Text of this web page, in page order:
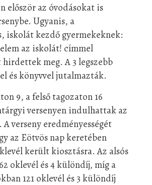
először az óvodásokat is
Ugyanis, a
iskolát kezdő gyermekeknek:
az iskolát! címmel
meg. A 3 legszebb
és könyvvel jutalmazták.
9, a felső tagozaton 16
versenyen indulhattak az
verseny eredményességét
az Eötvös nap keretében
került kiosztásra. Az alsós
oklevél és 4 különdíj, míg a
121 oklevél és 3 különdíj